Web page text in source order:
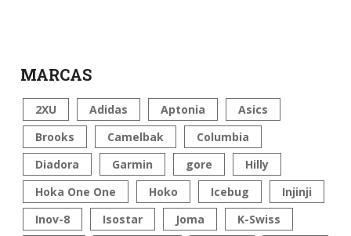
MARCAS
2XU Adidas Aptonia
Asics
Brooks
Camelbak
Columbia
Diadora
Garmin gore
Hilly
Hoka One One
Hoko Icebug
Injinji
Inov-8
Isostar Joma
K-Swiss